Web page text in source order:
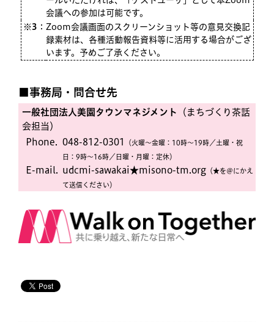
会議への参加は可能です。
※3 ： Zoom会議画面のスクリーンショット等の意見交換記
録素材は、各種活動報告資料等に活用する場合がござ
います。予めご了承ください。
■事務局・問合せ先
一般社団法人美園タウンマネジメント
（まちづくり茶話
会担当）
Phone.
048-812-0301 （火曜〜金曜：10時〜19時／土曜・祝
日：9時〜16時／日曜・月曜：定休）
E-mail. udcmi-sawakai★misono-tm.org （★を＠にかえ
て送信ください）